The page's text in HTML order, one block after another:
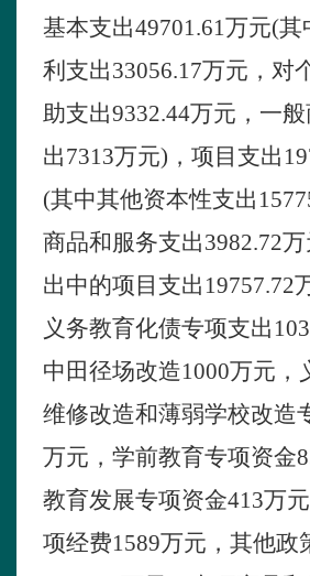
基本支出49701.61万元(其
利支出33056.17万元，对
助支出9332.44万元，一
出7313万元) ，项目支出
(其中其他资本性支出
商品和服务支出3982.72万
出中的项目支出 19757.72
义务教育化债专项支出
中田径场改造1000万元，
维修改造和薄弱学校改造
万元，学前教育专项资金
教育发展专项资金413万
项经费1589万元，其他政